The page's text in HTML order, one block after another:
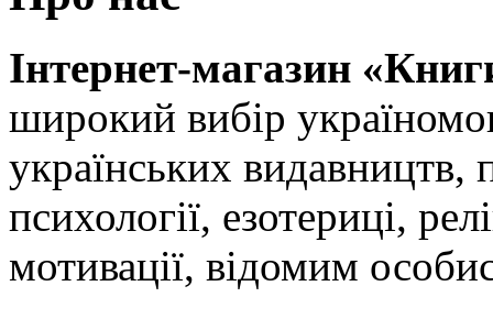
Інтернет-магазин
широкий вибір
українських видавництв,
психології, езотериці,
мотивації, відомим